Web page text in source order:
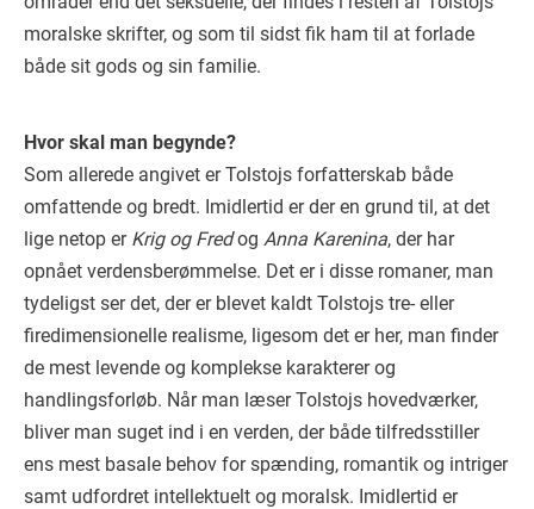
moralske skrifter, og som til sidst fik ham til at forlade
både sit gods og sin familie.
Hvor skal man begynde?
Som allerede angivet er Tolstojs forfatterskab både
omfattende og bredt. Imidlertid er der en grund til, at det
lige netop er Krig og Fredog Anna Karenina, der har
opnået verdensberømmelse. Det er i disse romaner, man
tydeligst ser det, der er blevet kaldt Tolstojs tre- eller
firedimensionelle realisme, ligesom det er her, man finder
de mest levende og komplekse karakterer og
handlingsforløb. Når man læser Tolstojs hovedværker,
bliver man suget ind i en verden, der både tilfredsstiller
ens mest basale behov for spænding, romantik og intriger
samt udfordret intellektuelt og moralsk. Imidlertid er